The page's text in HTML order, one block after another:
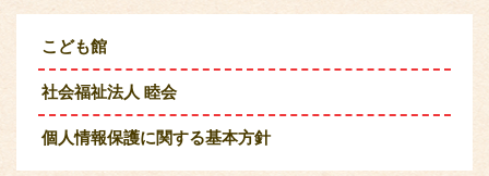
こども館
社会福祉法人 睦会
個人情報保護に関する基本方針